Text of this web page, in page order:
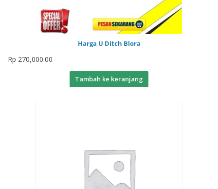
Harga U Ditch Blora
Rp 270,000.00
Tambah ke keranjang